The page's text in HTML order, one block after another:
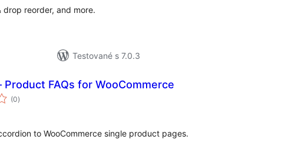
reorder, and more.
Testované s 7.0.3
Product FAQs for WooCommerce
(0celkové
hodnotenie
)
to WooCommerce single product pages.